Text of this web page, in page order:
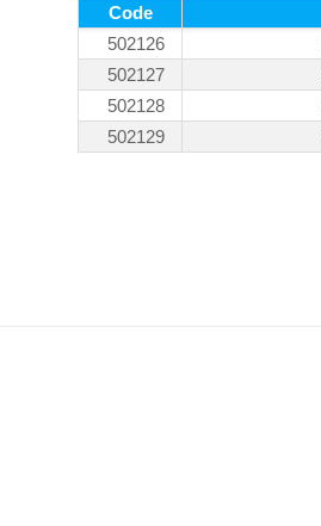
Code
502126
502127
502128
502129